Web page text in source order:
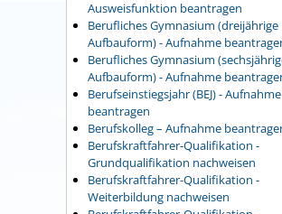
Ausweisfunktion beantragen
Berufliches Gymnasium (dreijährige
Aufbauform) - Aufnahme
Berufliches Gymnasium
Aufbauform) - Aufnahme
Berufseinstiegsjahr (BEJ) - Aufnahme
beantragen
Berufskolleg – Aufnahme
Berufskraftfahrer-Qualifikation -
Grundqualifikation nachweisen
Berufskraftfahrer-Qualifikation -
Weiterbildung nachweisen